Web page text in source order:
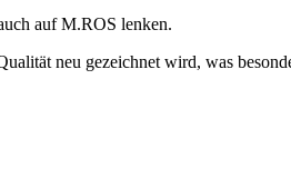
auf M.ROS lenken.
neu gezeichnet wird, was